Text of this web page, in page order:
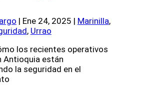
| Ene 24, 2025 | Marinilla,
, Urrao
los recientes operativos
Antioquia están
la seguridad en el